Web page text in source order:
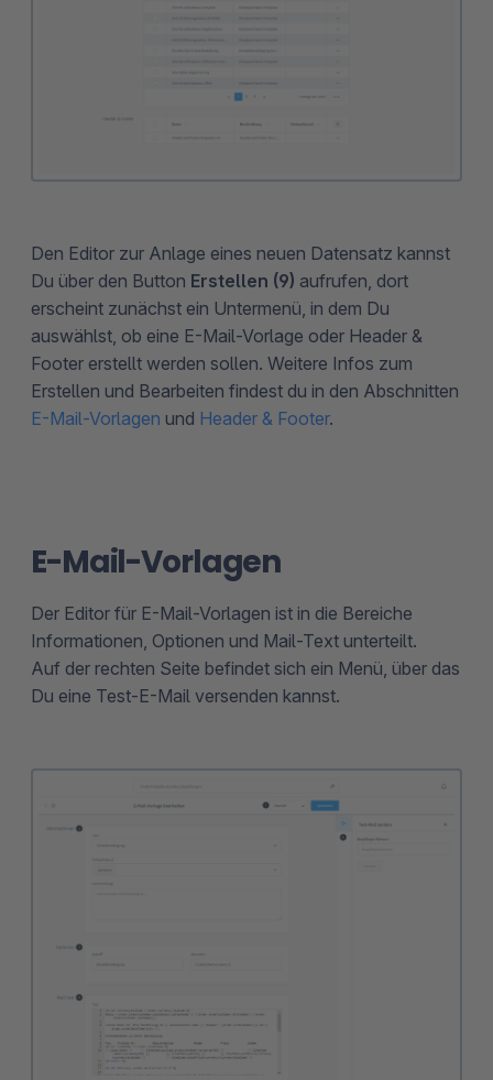
Den Editor zur Anlage eines neuen Datensatz kannst
Du über den Button Erstellen (9) aufrufen, dort
erscheint zunächst ein Untermenü, in dem Du
auswählst, ob eine E-Mail-Vorlage oder Header &
Footer erstellt werden sollen. Weitere Infos zum
Erstellen und Bearbeiten findest du in den Abschnitten
E-Mail-Vorlagen und Header & Footer.
E-Mail-Vorlagen
Der Editor für E-Mail-Vorlagen ist in die Bereiche
Informationen, Optionen und Mail-Text unterteilt.
Auf der rechten Seite befindet sich ein Menü, über das
Du eine Test-E-Mail versenden kannst.